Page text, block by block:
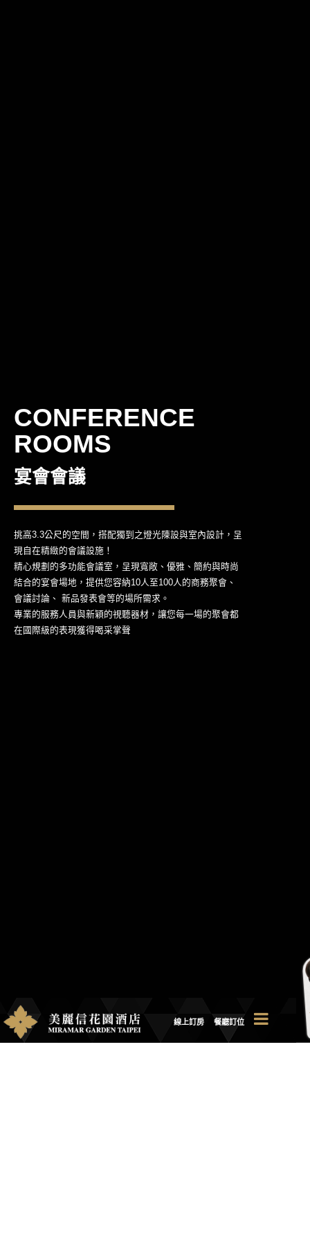
線上訂房 餐廳訂位
CONFERENCE
ROOMS
宴會會議
挑高3.3公尺的空間，搭配獨到之燈光陳設與室內設計，呈
現自在精緻的會議設施！
精心規劃的多功能會議室，呈現寬敞、優雅、簡約與時尚
結合的宴會場地，提供您容納10人至100人的商務聚會、
會議討論、 新品發表會等的場所需求。
專業的服務人員與新穎的視聽器材，讓您每一場的聚會都
在國際級的表現獲得喝采掌聲